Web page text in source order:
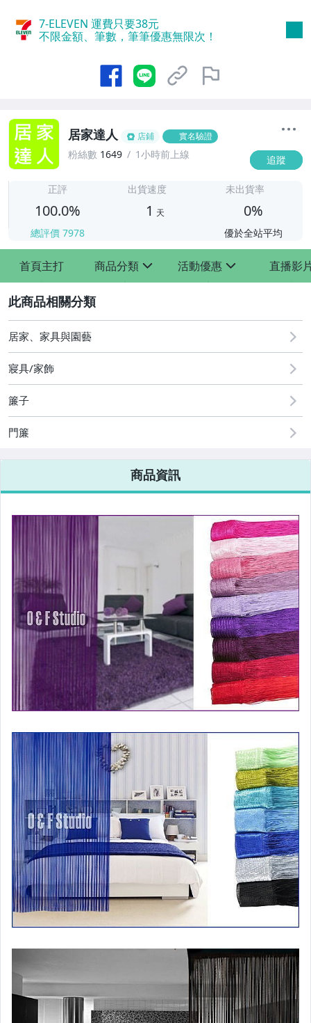
7-ELEVEN 運費只要38元
不限金額、筆數，筆筆優惠無限次！
居家達人 店鋪 實名驗證
粉絲數 1649 1小時前上線 追蹤
正評
100.0%
總評價 7978
出貨速度
1 天
未出貨率
0%
優於全站平均
首頁主打 商品分類
線簾--素色100X280
線簾--素色300X280
線簾--雙色100X190
線簾--雙色100X260
線簾--三色100X190
線簾--扁銀線100X200
線簾--扁銀線100X280
線簾--扁銀線300X280
線簾--銀絲100X280
線簾--銀絲300X280
線簾--亮片100X200
伸縮門桿│M型門桿
連線珠簾
防蚊/空調門簾
樹葉/卡通/其他門簾
【居家收納】
活動優惠
[全店]8月優惠活動
直播影
居家、家具與園藝
寢具/家飾
簾子
門簾
商品資訊